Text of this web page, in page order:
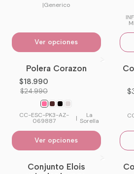
|Generico
Ver opciones
-24%OFF
Polera Corazon
$18.990
$24.990
CC-ESC-PK3-AZ-
069887 | La
Sorella
Ver opciones
Conjunto Elois
-